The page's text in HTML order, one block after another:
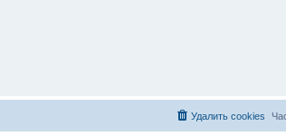
Удалить cookies